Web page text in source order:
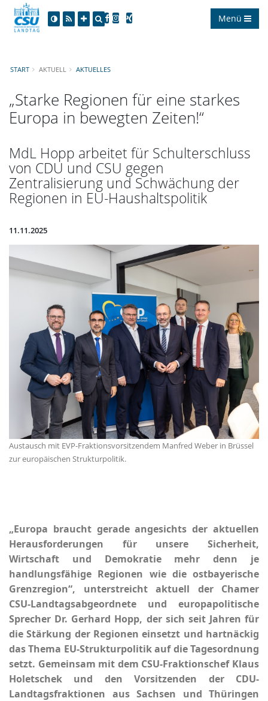
Menü
START AKTUELL AKTUELLES
Starke Regionen für eine starkes
Europa in bewegten Zeiten!“
MdL Hopp arbeitet für Schulterschluss
von CDU und CSU gegen
Zentralisierung und Schwächung der
Regionen in EU-Haushaltspolitik
11.11.2025
Austausch mit EVP-Fraktionsvorsitzendem Manfred Weber in Brüssel
zur europäischen Strukturpolitik.
Europa braucht gerade angesichts der aktuellen
Herausforderungen für unsere Sicherheit,
Wirtschaft und Demokratie mehr denn je
handlungsfähige Regionen wie die ostbayerische
Grenzregion“, unterstreicht aktuell der Chamer
CSU-Landtagsabgeordnete und europapolitische
Sprecher Dr. Gerhard Hopp, der sich seit Jahren für
die Stärkung der Regionen einsetzt und hartnäckig
das Thema EU-Strukturpolitik auf die Tagesordnung
setzt. Gemeinsam mit dem CSU-Fraktionschef Klaus
Holetschek und den Vorsitzenden der CDU-
Landtagsfraktionen aus Sachsen und Thüringen